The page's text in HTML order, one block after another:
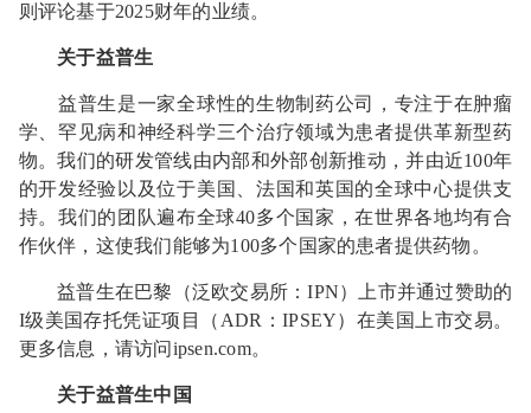
则评论基于2025财年的业绩。
关于益普生
益普生是一家全球性的生物制药公司，专注于在肿瘤
学、罕见病和神经科学三个治疗领域为患者提供革新型药
物。我们的研发管线由内部和外部创新推动，并由近100年
的开发经验以及位于美国、法国和英国的全球中心提供支
持。我们的团队遍布全球40多个国家，在世界各地均有合
作伙伴，这使我们能够为100多个国家的患者提供药物。
益普生在巴黎（泛欧交易所：IPN）上市并通过赞助的
I级美国存托凭证项目（ADR：IPSEY）在美国上市交易。
更多信息，请访问ipsen.com。
关于益普生中国